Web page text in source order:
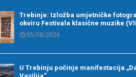
Trebinje: Izložba umjetničke
okviru Festivala klasične muzike
05/08/2026
U Trebinju počinje manifestacija